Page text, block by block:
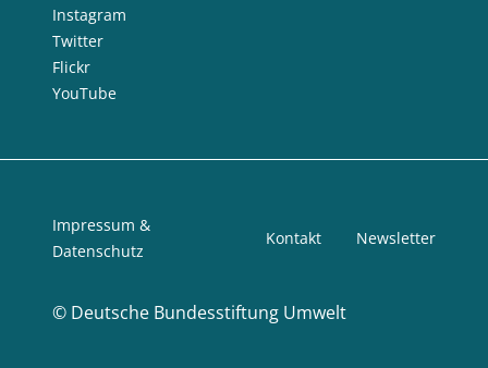
Instagram
Twitter
Flickr
YouTube
© Deutsche Bundesstiftung Umwelt
Impressum &
Datenschutz
Kontakt Newsletter